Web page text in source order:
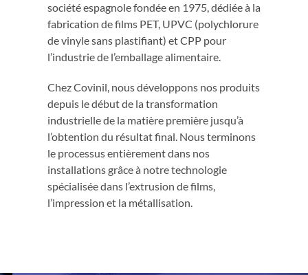
société espagnole fondée en 1975, dédiée à la
fabrication de films PET, UPVC (polychlorure
de vinyle sans plastifiant) et CPP pour
l’industrie de l’emballage alimentaire.
Chez Covinil, nous développons nos produits
depuis le début de la transformation
industrielle de la matière première jusqu’à
l’obtention du résultat final. Nous terminons
le processus entièrement dans nos
installations grâce à notre technologie
spécialisée dans l’extrusion de films,
l’impression et la métallisation.